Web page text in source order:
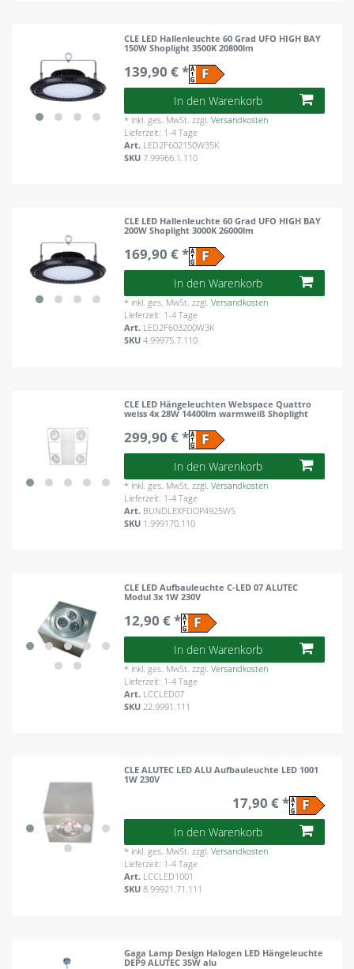
CLE LED Hallenleuchte 60 Grad UFO HIGH BAY
150W Shoplight 3500K 20800lm
139,90 € *
In den Warenkorb
* inkl. ges. MwSt. zzgl.Versandkosten
Lieferzeit: 1-4 Tage
Art. LED2F602150W35K
SKU7.99966.1.110
CLE LED Hallenleuchte 60 Grad UFO HIGH BAY
200W Shoplight 3000K 26000lm
169,90 € *
In den Warenkorb
* inkl. ges. MwSt. zzgl.Versandkosten
Lieferzeit: 1-4 Tage
Art. LED2F603200W3K
SKU4.99975.7.110
CLE LED Hängeleuchten Webspace Quattro
weiss 4x 28W 14400lm warmweiß Shoplight
299,90 € *
In den Warenkorb
* inkl. ges. MwSt. zzgl.Versandkosten
Lieferzeit: 1-4 Tage
Art. BUNDLEXFDOP4925WS
SKU 1.999170.110
CLE LED Aufbauleuchte C-LED 07 ALUTEC
Modul 3x 1W 230V
12,90 € *
In den Warenkorb
* inkl. ges. MwSt. zzgl.Versandkosten
Lieferzeit: 1-4 Tage
Art. LCCLED07
SKU 22.9991.111
CLE ALUTEC LED ALU Aufbauleuchte LED 1001
1W 230V
17,90 € *
In den Warenkorb
* inkl. ges. MwSt. zzgl.Versandkosten
Lieferzeit: 1-4 Tage
Art. LCCLED1001
SKU8.99921.71.111
Gaga Lamp Design Halogen LED Hängeleuchte
DEP9 ALUTEC 35W alu